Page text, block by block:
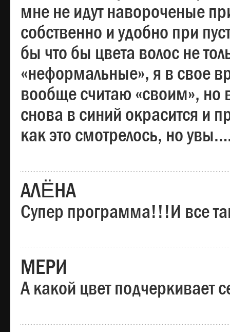
мне не идут навороченые
собственно и удобно при
бы что бы цвета волос не
«неформальные», я в свое
вообще считаю «своим», но
снова в синий окрасится и
как это смотрелось, но
АЛЁНА
Супер программа!!!И все
МЕРИ
А какой цвет подчеркивает